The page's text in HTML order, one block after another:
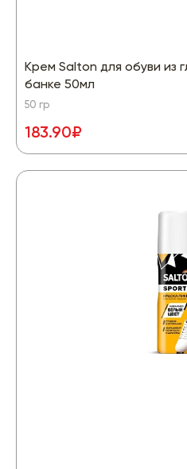
Крем Salton для обуви из
банке 50мл
50 гр
183.90₽